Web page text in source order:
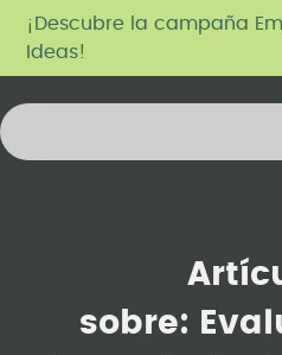
¡Descubre la campaña
Ideas!
sobre: